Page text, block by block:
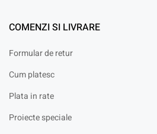
COMENZI SI LIVRARE
Formular de retur
Cum platesc
Plata in rate
Proiecte speciale